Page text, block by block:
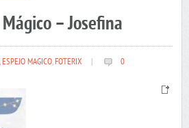
– Josefina
,ESPEJO MAGICO,FOTERIX 0